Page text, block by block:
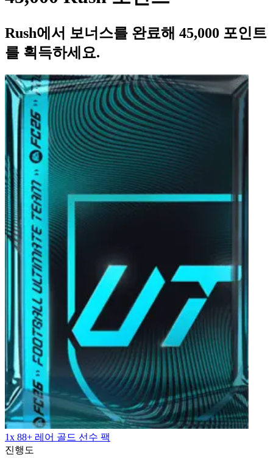
Rush에서 보너스를 완료해 45,000 포인트
를 획득하세요.
1x 88+ 레어 골드 선수 팩
진행도